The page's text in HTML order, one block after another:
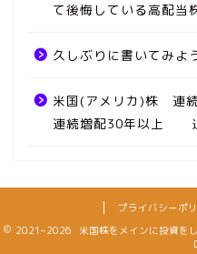
て後悔している高配当
久しぶりに書いてみよ
米国(アメリカ)株 連
連続増配30年以上
プライバシーポ
2021–2026 米国株をメインに投資を